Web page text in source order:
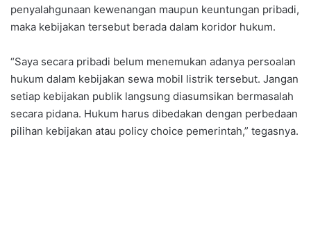
penyalahgunaan kewenangan maupun keuntungan pribadi,
maka kebijakan tersebut berada dalam koridor hukum.
“Saya secara pribadi belum menemukan adanya persoalan
hukum dalam kebijakan sewa mobil listrik tersebut. Jangan
setiap kebijakan publik langsung diasumsikan bermasalah
secara pidana. Hukum harus dibedakan dengan perbedaan
pilihan kebijakan atau policy choice pemerintah,” tegasnya.